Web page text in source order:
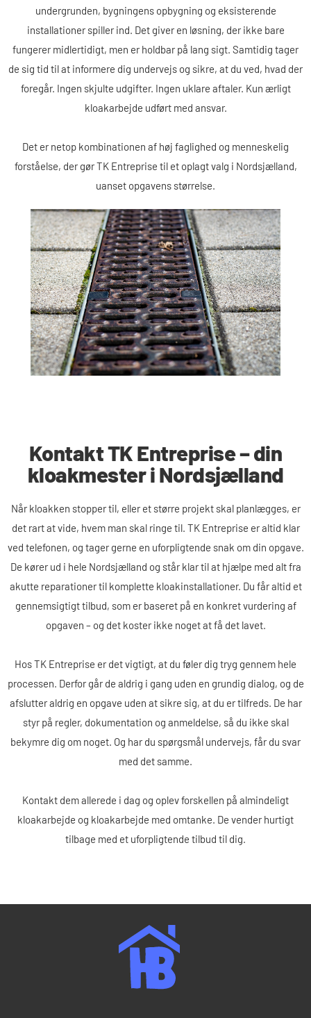
undergrunden, bygningens opbygning og eksisterende
installationer spiller ind. Det giver en løsning, der ikke bare
fungerer midlertidigt, men er holdbar på lang sigt. Samtidig tager
de sig tid til at informere dig undervejs og sikre, at du ved, hvad der
foregår. Ingen skjulte udgifter. Ingen uklare aftaler. Kun ærligt
kloakarbejde udført med ansvar.
Det er netop kombinationen af høj faglighed og menneskelig
forståelse, der gør TK Entreprise til et oplagt valg i Nordsjælland,
uanset opgavens størrelse.
Kontakt TK Entreprise – din
kloakmester i Nordsjælland
Når kloakken stopper til, eller et større projekt skal planlægges, er
det rart at vide, hvem man skal ringe til. TK Entreprise er altid klar
ved telefonen, og tager gerne en uforpligtende snak om din opgave.
De kører ud i hele Nordsjælland og står klar til at hjælpe med alt fra
akutte reparationer til komplette kloakinstallationer. Du får altid et
gennemsigtigt tilbud, som er baseret på en konkret vurdering af
opgaven – og det koster ikke noget at få det lavet.
Hos TK Entreprise er det vigtigt, at du føler dig tryg gennem hele
processen. Derfor går de aldrig i gang uden en grundig dialog, og de
afslutter aldrig en opgave uden at sikre sig, at du er tilfreds. De har
styr på regler, dokumentation og anmeldelse, så du ikke skal
bekymre dig om noget. Og har du spørgsmål undervejs, får du svar
med det samme.
Kontakt dem allerede i dag og oplev forskellen på almindeligt
kloakarbejde og kloakarbejde med omtanke. De vender hurtigt
tilbage med et uforpligtende tilbud til dig.